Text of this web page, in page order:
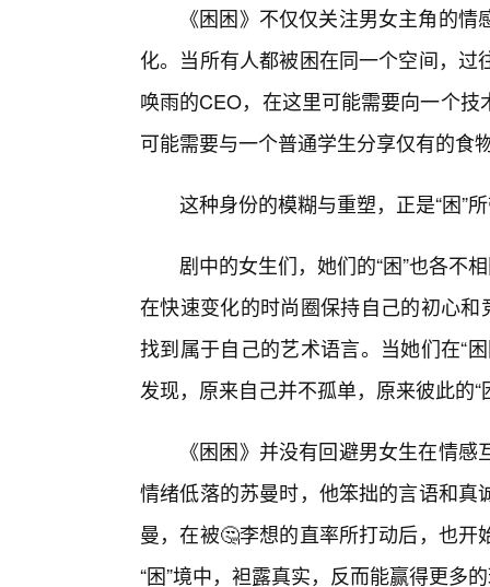
《困困》不仅仅关注男女主角的
化。当所有人都被困在同一个空间，
唤雨的CEO，在这里可能需要向一个
可能需要与一个普通学生分享仅有的食
这种身份的模糊与重塑，正是“困”
剧中的女生们，她们的“困”也各不
在快速变化的时尚圈保持自己的初心
找到属于自己的艺术语言。当她们在“
发现，原来自己并不孤单，原来彼此的
《困困》并没有回避男女生在情
情绪低落的苏曼时，他笨拙的言语和
曼，在被🤔李想的直率所打动后，也
“困”境中，袒露真实，反而能赢得更多